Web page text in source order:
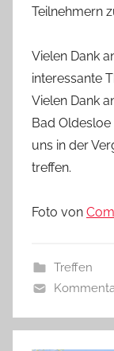
Teilnehmern
Vielen Dank
interessante
Vielen Dank
Bad Oldesloe
uns in der
treffen.
Foto von
Treffen